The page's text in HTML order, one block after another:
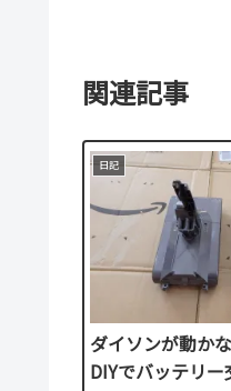
関連記事
日記
ダイソンが動か
DIYでバッテリ